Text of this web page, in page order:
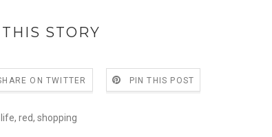
STORY
ON TWITTER PIN THIS POST
life, red, shopping